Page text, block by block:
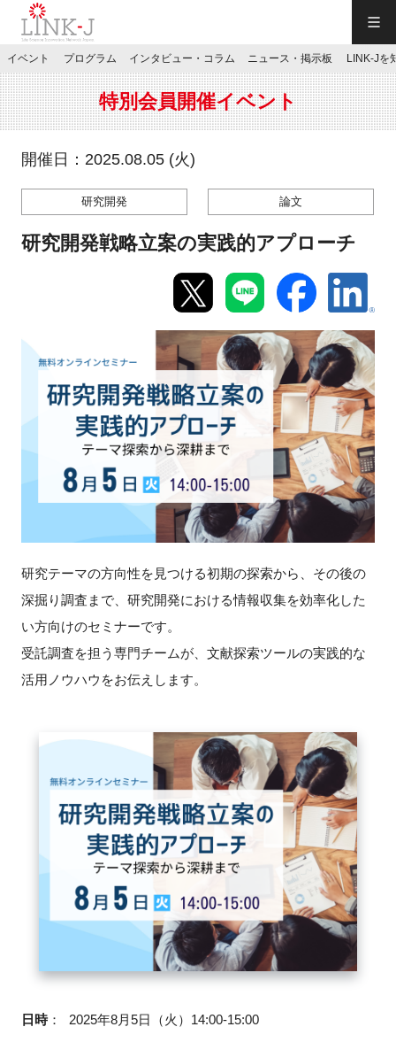
JP／EN
特別会員専用メニュー
マイページ
新規登録
イベント
インタビュー・コラム
ニュース・掲示板
LINK-Jを知る
イベントお知らせメール登録
イベント プログラム インタビュー・コラム ニュース・掲示板 LINK-Jを
特別会員開催イベント
開催日：2025.08.05 (火)
研究開発 論文
研究開発戦略立案の実践的アプローチ
研究テーマの方向性を見つける初期の探索から、その後の
深掘り調査まで、研究開発における情報収集を効率化した
い方向けのセミナーです。
受託調査を担う専門チームが、文献探索ツールの実践的な
活用ノウハウをお伝えします。
日時： 2025年8月5日（火）14:00-15:00